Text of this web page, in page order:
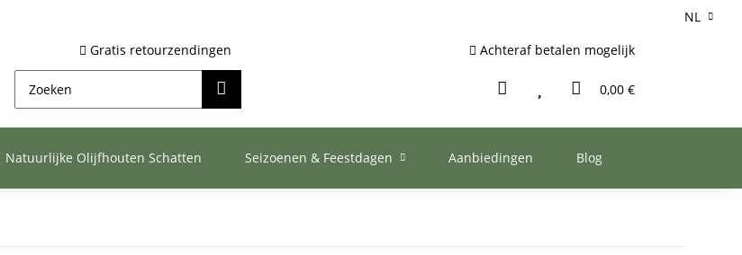
NL
Gratis retourzendingen Achteraf betalen mogelijk
0,00 €
Natuurlijke Olijfhouten Schatten Seizoenen & Feestdagen Aanbiedingen Blog